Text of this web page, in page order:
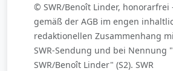
© SWR/Benoît Linder, honorarfrei
gemäß der AGB im engen
redaktionellen Zusammenhang
SWR-Sendung und bei Nennung
SWR/Benoît Linder" (S2). SWR